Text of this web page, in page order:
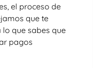
el proceso de
que te
que sabes que
pagos